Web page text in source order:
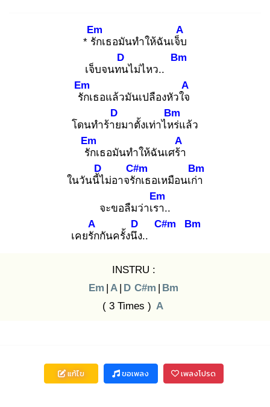
* รัก
Em
เธอมันทำให้ฉันเจ็บ
A
เจ็บจนทน
D
ไม่ไหว..
Bm
รัก
Em
เธอแล้วมันเปลืองหัวใจ
A
โดนทำร้าย
D
มาตั้งเท่าไหร่
Bm
แล้ว
รัก
Em
เธอมันทำให้ฉันเศร้า
A
ในวันนี้ไ
D
ม่อาจรัก
C#m
เธอเหมือนเก่า
Bm
จะขอลืมว่าเรา
Em
..
เคยรัก
A
กันครั้งนึง
D
..
C#m Bm
INSTRU :
Em | A | D C#m | Bm
( 3 Times ) A
แก้ไข ขอเพลง เพลงโปรด